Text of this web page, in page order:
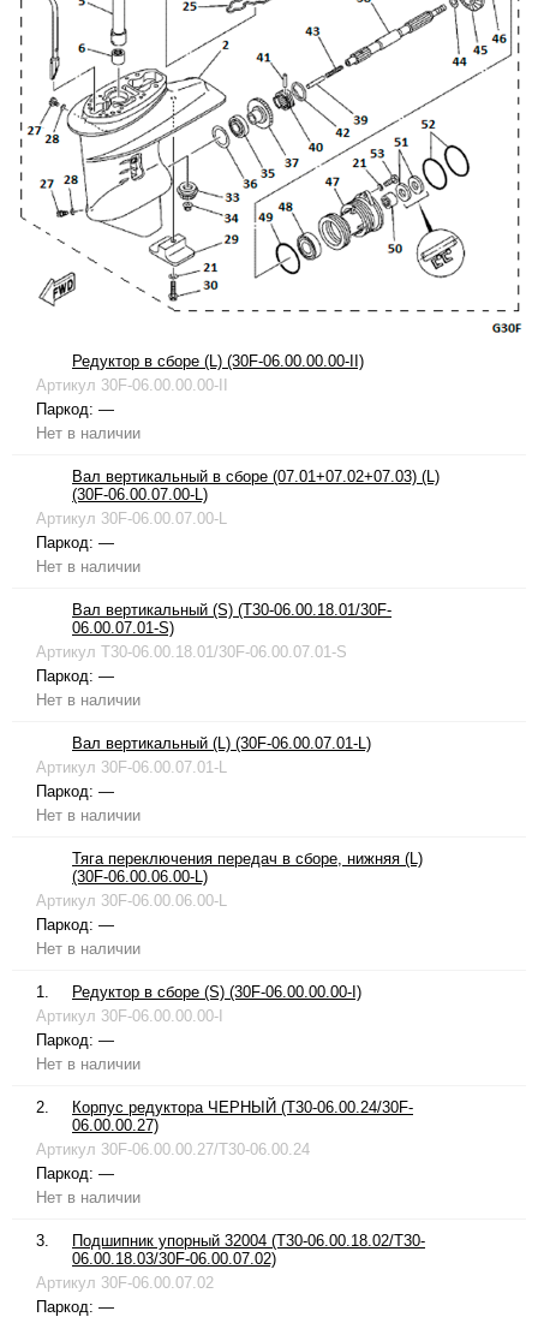
Редуктор в сборе (L) (30F-06.00.00.00-II)
Артикул 30F-06.00.00.00-II
Паркод: —
Нет в наличии
Вал вертикальный в сборе (07.01+07.02+07.03) (L)
(30F-06.00.07.00-L)
Артикул 30F-06.00.07.00-L
Паркод: —
Нет в наличии
Вал вертикальный (S) (T30-06.00.18.01/30F-
06.00.07.01-S)
Артикул T30-06.00.18.01/30F-06.00.07.01-S
Паркод: —
Нет в наличии
Вал вертикальный (L) (30F-06.00.07.01-L)
Артикул 30F-06.00.07.01-L
Паркод: —
Нет в наличии
Тяга переключения передач в сборе, нижняя (L)
(30F-06.00.06.00-L)
Артикул 30F-06.00.06.00-L
Паркод: —
Нет в наличии
1.
Редуктор в сборе (S) (30F-06.00.00.00-I)
Артикул 30F-06.00.00.00-I
Паркод: —
Нет в наличии
2.
Корпус редуктора ЧЕРНЫЙ (T30-06.00.24/30F-
06.00.00.27)
Артикул 30F-06.00.00.27/T30-06.00.24
Паркод: —
Нет в наличии
3.
Подшипник упорный 32004 (T30-06.00.18.02/T30-
06.00.18.03/30F-06.00.07.02)
Артикул 30F-06.00.07.02
Паркод: —